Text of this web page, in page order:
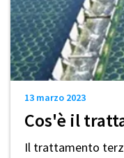
13 marzo 2023
Il trattamento